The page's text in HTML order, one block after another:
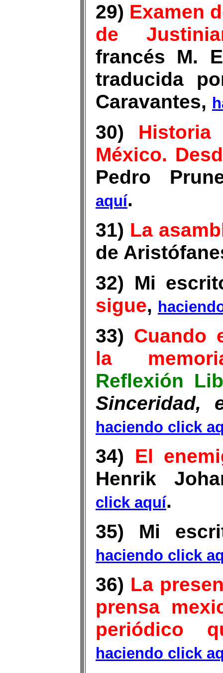
29) Examen
de
francés M.
traducida
Caravantes,
30)
México.
Pedro
aquí.
31) La
de
32) Mi
sigue,
33) Cuando
la
Reflexión
Sinceridad,
haciendo click
34) El
Henrik
click aquí.
35) Mi
haciendo click
36) La
prensa
periódico
haciendo click